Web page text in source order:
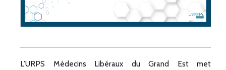
L’URPS Médecins Libéraux du Grand Est met